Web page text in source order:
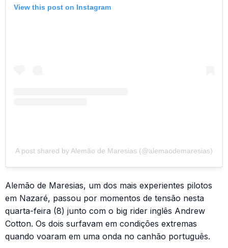
View this post on Instagram
A post shared by Alemão de Maresias (@alemaodemaresias)
Alemão de Maresias, um dos mais experientes pilotos
em Nazaré, passou por momentos de tensão nesta
quarta-feira (8) junto com o big rider inglês Andrew
Cotton. Os dois surfavam em condições extremas
quando voaram em uma onda no canhão português.